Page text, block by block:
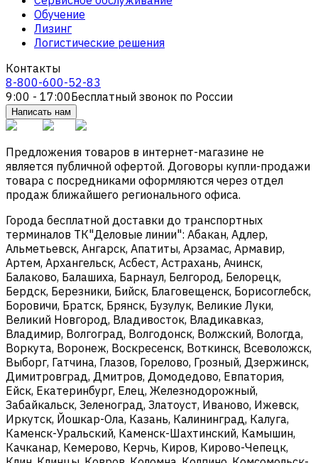
Обучение
Лизинг
Логистические решения
Контакты
8-800-600-52-83
9:00 - 17:00Бесплатный звонок по России
Написать нам
Предложения товаров в интернет-магазине не
является публичной офертой. Договоры купли-продажи
товара с посредниками оформляются через отдел
продаж ближайшего регионального офиса.
Города бесплатной доставки до транспортных
терминалов ТК"Деловые линии": Абакан, Адлер,
Альметьевск, Ангарск, Апатиты, Арзамас, Армавир,
Артем, Архангельск, Асбест, Астрахань, Ачинск,
Балаково, Балашиха, Барнаул, Белгород, Белорецк,
Бердск, Березники, Бийск, Благовещенск, Борисоглебск,
Боровичи, Братск, Брянск, Бузулук, Великие Луки,
Великий Новгород, Владивосток, Владикавказ,
Владимир, Волгоград, Волгодонск, Волжский, Вологда,
Воркута, Воронеж, Воскресенск, Воткинск, Всеволожск,
Выборг, Гатчина, Глазов, Горелово, Грозный, Дзержинск,
Димитровград, Дмитров, Домодедово, Евпатория,
Ейск, Екатеринбург, Елец, Железнодорожный,
Забайкальск, Зеленоград, Златоуст, Иваново, Ижевск,
Иркутск, Йошкар-Ола, Казань, Калининград, Калуга,
Каменск-Уральский, Каменск-Шахтинский, Камышин,
Качканар, Кемерово, Керчь, Киров, Кирово-Чепецк,